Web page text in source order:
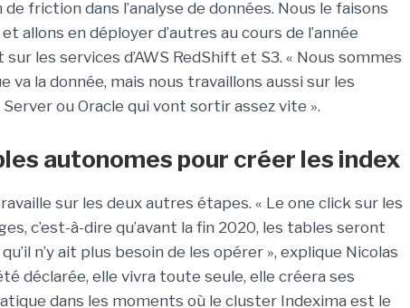
friction dans l’analyse de données. Nous le faisons
allons en déployer d’autres au cours de l’année
les services d’AWS RedShift et S3. « Nous sommes
va la donnée, mais nous travaillons aussi sur les
ou Oracle qui vont sortir assez vite ».
autonomes pour créer les index
sur les deux autres étapes. « Le one click sur les
c’est-à-dire qu’avant la fin 2020, les tables seront
n’y ait plus besoin de les opérer », explique Nicolas
déclarée, elle vivra toute seule, elle créera ses
dans les moments où le cluster Indexima est le